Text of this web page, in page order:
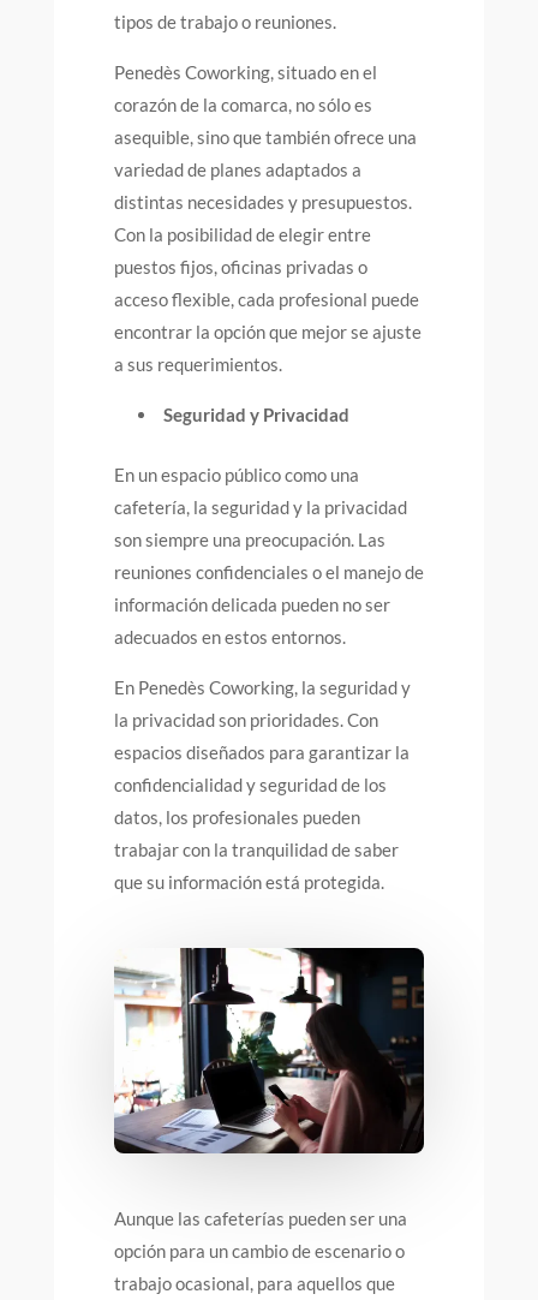
tipos de trabajo o reuniones.
Penedès Coworking, situado en el
corazón de la comarca, no sólo es
asequible, sino que también ofrece una
variedad de planes adaptados a
distintas necesidades y presupuestos.
Con la posibilidad de elegir entre
puestos fijos, oficinas privadas o
acceso flexible, cada profesional puede
encontrar la opción que mejor se ajuste
a sus requerimientos.
Seguridad y Privacidad
En un espacio público como una
cafetería, la seguridad y la privacidad
son siempre una preocupación. Las
reuniones confidenciales o el manejo de
información delicada pueden no ser
adecuados en estos entornos.
En Penedès Coworking, la seguridad y
la privacidad son prioridades. Con
espacios diseñados para garantizar la
confidencialidad y seguridad de los
datos, los profesionales pueden
trabajar con la tranquilidad de saber
que su información está protegida.
Aunque las cafeterías pueden ser una
opción para un cambio de escenario o
trabajo ocasional, para aquellos que